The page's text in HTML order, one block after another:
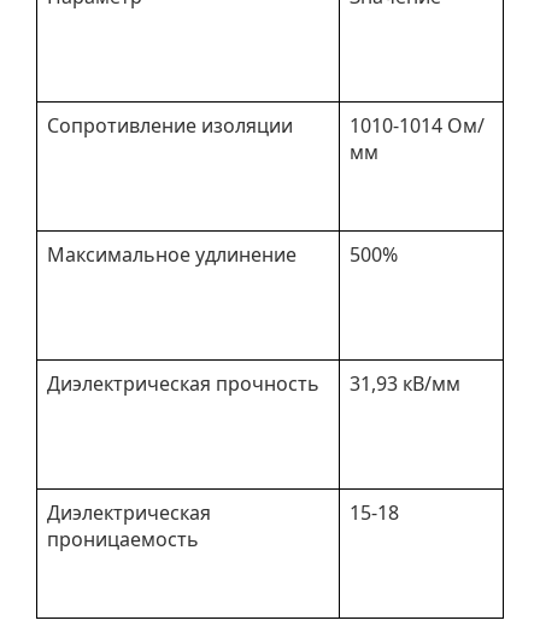
Сопротивление изоляции
1010-1014 Ом/
мм
Максимальное удлинение 500%
Диэлектрическая прочность 31,93 кВ/мм
Диэлектрическая
проницаемость
15-18